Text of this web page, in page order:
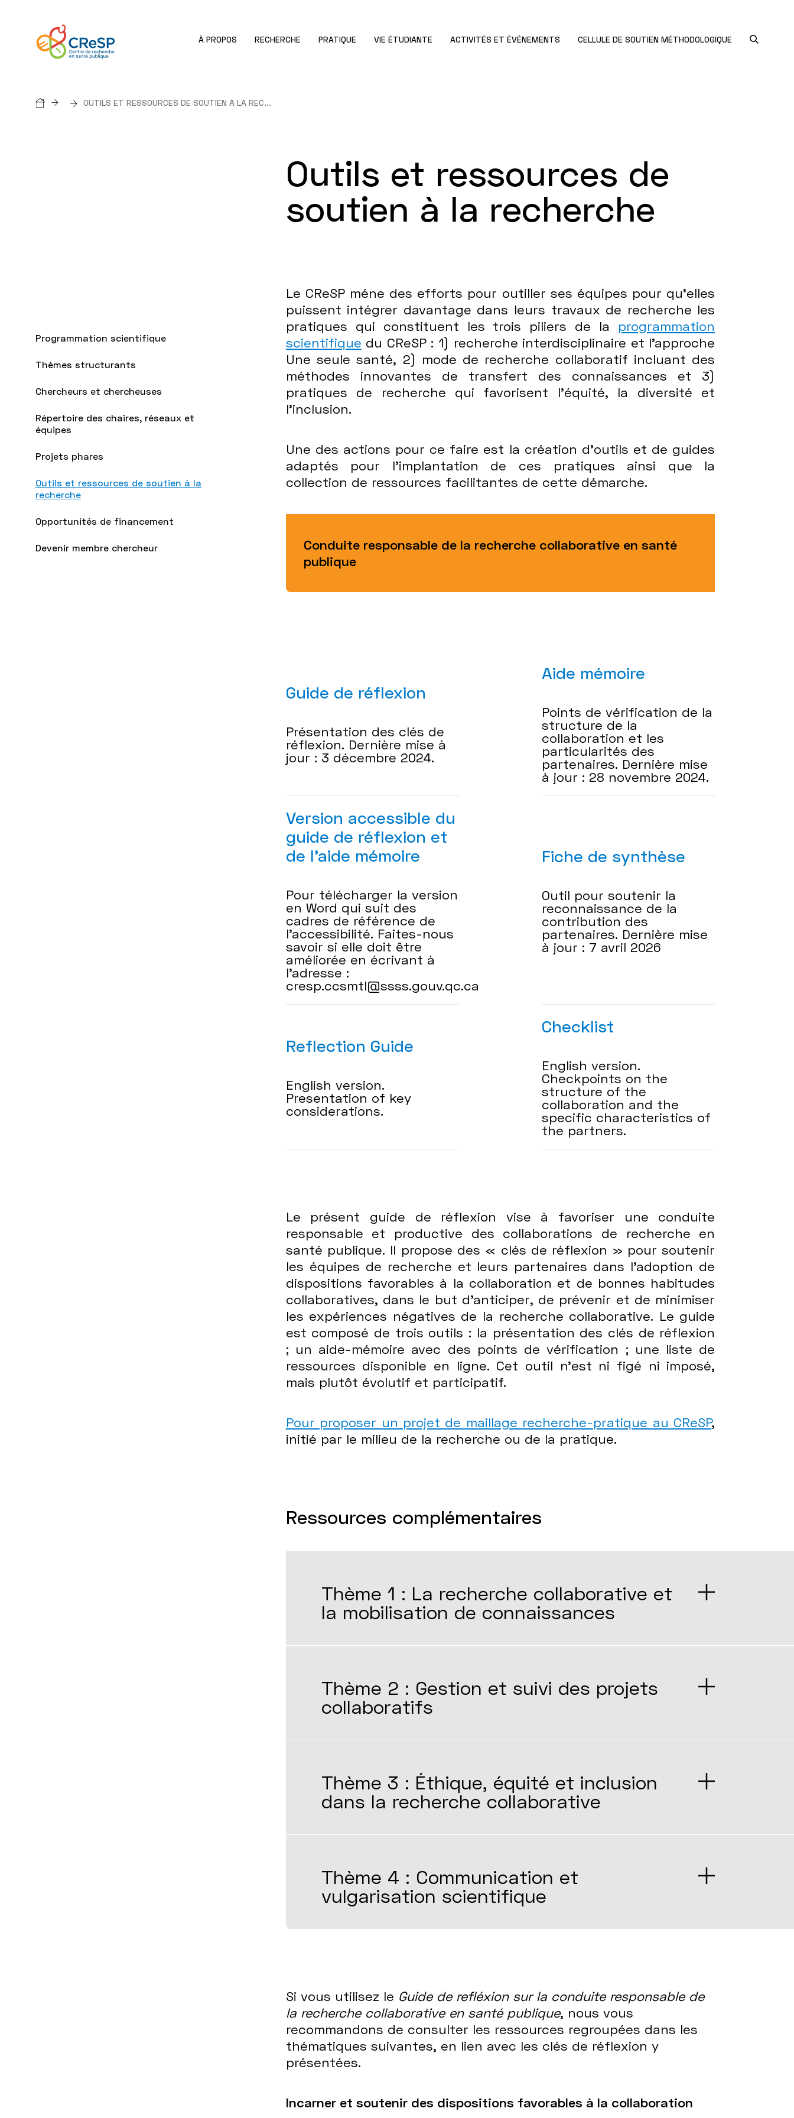
À PROPOS RECHERCHE PRATIQUE VIE ÉTUDIANTE ACTIVITÉS ET ÉVÉNEMENTS CELLULE DE SOUTIEN MÉTHODOLOGIQUE
BreadcrumbOUTILS ET RESSOURCES DE SOUTIEN À LA REC...
Programmation scientifique
Thèmes structurants
Chercheurs et chercheuses
Répertoire des chaires, réseaux et
équipes
Projets phares
Outils et ressources de soutien à la
recherche
Opportunités de financement
Devenir membre chercheur
Outils et ressources de
soutien à la recherche
Le CReSP méne des efforts pour outiller ses équipes pour qu’elles
puissent intégrer davantage dans leurs travaux de recherche les
pratiques qui constituent les trois piliers de la programmation
scientifique du CReSP : 1) recherche interdisciplinaire et l’approche
Une seule santé, 2) mode de recherche collaboratif incluant des
méthodes innovantes de transfert des connaissances et 3)
pratiques de recherche qui favorisent l’équité, la diversité et
l’inclusion.
Une des actions pour ce faire est la création d’outils et de guides
adaptés pour l’implantation de ces pratiques ainsi que la
collection de ressources facilitantes de cette démarche.
Conduite responsable de la recherche collaborative en santé
publique
Guide de réflexion
Présentation des clés de
réflexion. Dernière mise à
jour : 3 décembre 2024.
Aide mémoire
Points de vérification de la
structure de la
collaboration et les
particularités des
partenaires. Dernière mise
à jour : 28 novembre 2024.
Version accessible du
guide de réflexion et
de l'aide mémoire
Pour télécharger la version
en Word qui suit des
cadres de référence de
l'accessibilité. Faites-nous
savoir si elle doit être
améliorée en écrivant à
l'adresse :
cresp.ccsmtl@ssss.gouv.qc.ca
Fiche de synthèse
Outil pour soutenir la
reconnaissance de la
contribution des
partenaires. Dernière mise
à jour : 7 avril 2026
Reflection Guide
English version.
Presentation of key
considerations.
Checklist
English version.
Checkpoints on the
structure of the
collaboration and the
specific characteristics of
the partners.
Le présent guide de réflexion vise à favoriser une conduite
responsable et productive des collaborations de recherche en
santé publique. Il propose des « clés de réflexion » pour soutenir
les équipes de recherche et leurs partenaires dans l’adoption de
dispositions favorables à la collaboration et de bonnes habitudes
collaboratives, dans le but d’anticiper, de prévenir et de minimiser
les expériences négatives de la recherche collaborative. Le guide
est composé de trois outils : la présentation des clés de réflexion
; un aide-mémoire avec des points de vérification ; une liste de
ressources disponible en ligne. Cet outil n’est ni figé ni imposé,
mais plutôt évolutif et participatif.
Pour proposer un projet de maillage recherche-pratique au CReSP,
initié par le milieu de la recherche ou de la pratique.
Ressources complémentaires
Thème 1 : La recherche collaborative et
la mobilisation de connaissances
Thème 2 : Gestion et suivi des projets
collaboratifs
Thème 3 : Éthique, équité et inclusion
dans la recherche collaborative
Thème 4 : Communication et
vulgarisation scientifique
Si vous utilisez le Guide de refléxion sur la conduite responsable de
la recherche collaborative en santé publique, nous vous
recommandons de consulter les ressources regroupées dans les
thématiques suivantes, en lien avec les clés de réflexion y
présentées.
Incarner et soutenir des dispositions favorables à la collaboration